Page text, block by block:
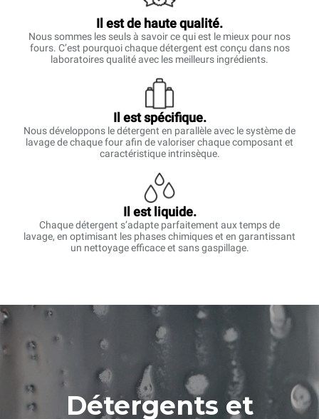
Il est de haute qualité.
Nous sommes les seuls à savoir ce qui est le mieux pour nos
fours. C’est pourquoi chaque détergent est conçu dans nos
laboratoires qualité avec les meilleurs ingrédients.
Il est spécifique.
Nous développons le détergent en parallèle avec le système de
lavage de chaque four afin de valoriser chaque composant et
caractéristique intrinsèque.
Il est liquide.
Chaque détergent s’adapte parfaitement aux temps de
lavage, en optimisant les phases chimiques et en garantissant
un nettoyage efficace et sans gaspillage.
Détergents et